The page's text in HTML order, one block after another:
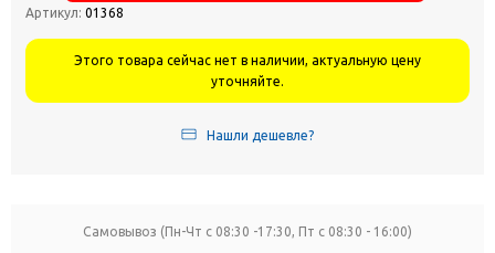
Артикул: 01368
Этого товара сейчас нет в наличии, актуальную цену
уточняйте.
Нашли дешевле?
Самовывоз (Пн-Чт с 08:30 -17:30, Пт с 08:30 - 16:00)